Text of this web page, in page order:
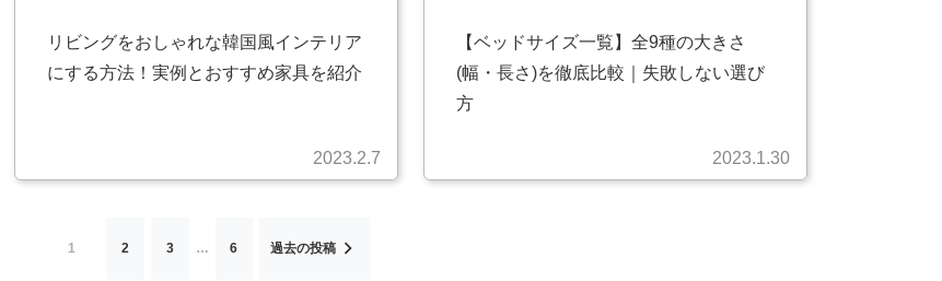
リビングをおしゃれな韓国風インテリア
にする方法！実例とおすすめ家具を紹介
2023.2.7
【ベッドサイズ一覧】全9種の大きさ
(幅・長さ)を徹底比較｜失敗しない選び
方
2023.1.30
1 2 3 … 6 過去の投稿